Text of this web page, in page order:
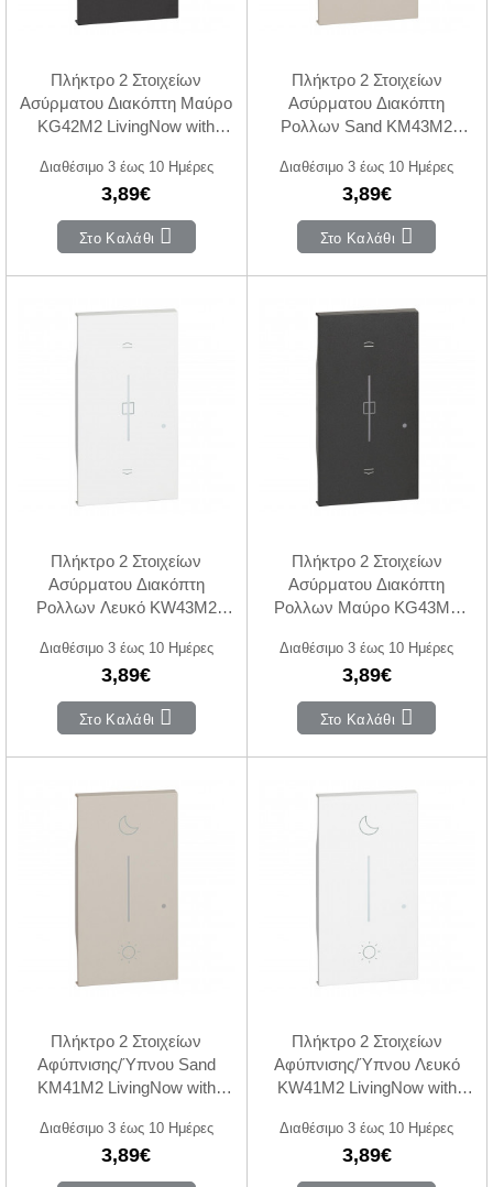
Πλήκτρο 2 Στοιχείων
Ασύρματου Διακόπτη Μαύρο
KG42M2 LivingNow with
Διαθέσιμο 3 έως 10 Ημέρες
3,89€
Στο Καλάθι
Πλήκτρο 2 Στοιχείων
Ασύρματου Διακόπτη
Ρολλων Sand KM43M2
Διαθέσιμο 3 έως 10 Ημέρες
3,89€
Στο Καλάθι
Πλήκτρο 2 Στοιχείων
Ασύρματου Διακόπτη
Ρολλων Λευκό KW43M2
Διαθέσιμο 3 έως 10 Ημέρες
3,89€
Στο Καλάθι
Πλήκτρο 2 Στοιχείων
Ασύρματου Διακόπτη
Ρολλων Μαύρο KG43M2
Διαθέσιμο 3 έως 10 Ημέρες
3,89€
Στο Καλάθι
Πλήκτρο 2 Στοιχείων
Αφύπνισης/Ύπνου Sand
KM41M2 LivingNow with
Διαθέσιμο 3 έως 10 Ημέρες
3,89€
Πλήκτρο 2 Στοιχείων
Αφύπνισης/Ύπνου Λευκό
KW41M2 LivingNow with
Διαθέσιμο 3 έως 10 Ημέρες
3,89€